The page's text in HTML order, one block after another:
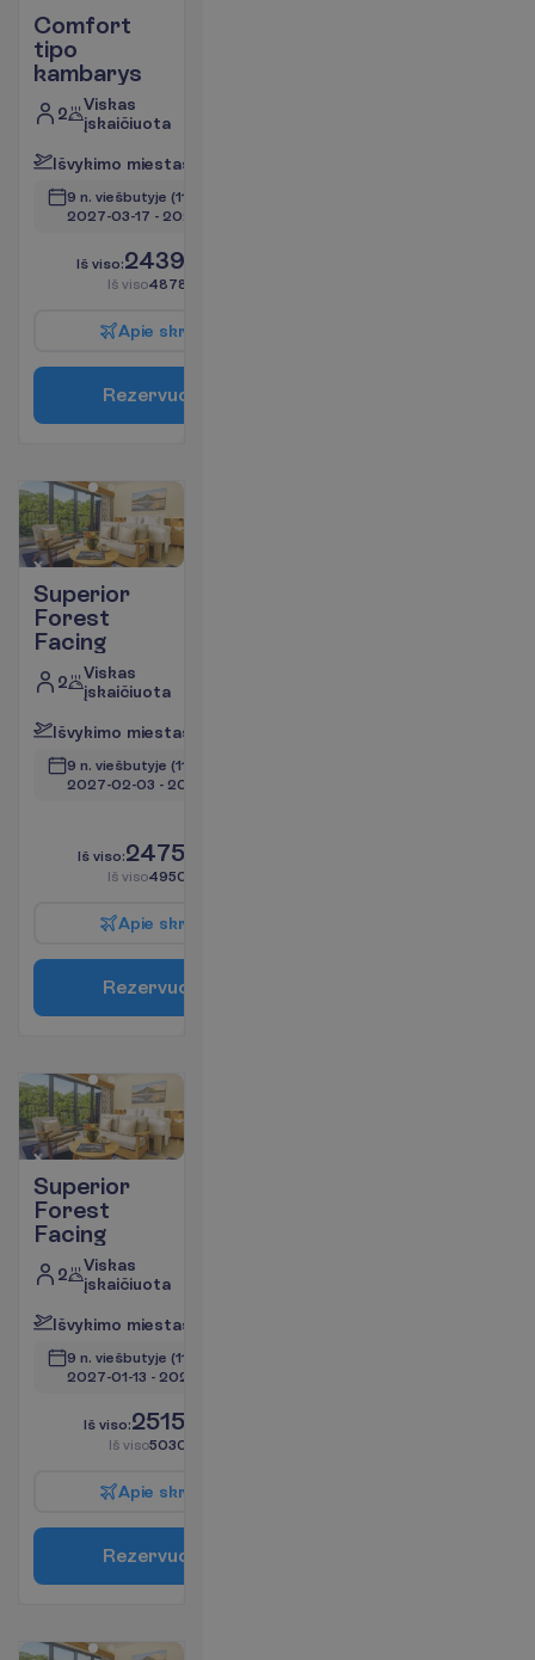
Comfort
tipo
kambarys
2
Viskas
įskaičiuota
Išvykimo miestas
9 n. viešbutyje (11 n. iš viso)
2027-03-17 - 2027-03-27
Iš viso:2439.00
Iš viso4878.00
Apie skr
Rezervuo
Superior
Forest
Facing
2
Viskas
įskaičiuota
Išvykimo miestas
9 n. viešbutyje (11 n. iš viso)
2027-02-03 - 2027-02-13
Iš viso:2475.00
Iš viso4950.00
Apie skr
Rezervuo
Superior
Forest
Facing
2
Viskas
įskaičiuota
Išvykimo miestas
9 n. viešbutyje (11 n. iš viso)
2027-01-13 - 2027-01-23
Iš viso:2515.00
Iš viso5030.00
Apie skr
Rezervuo